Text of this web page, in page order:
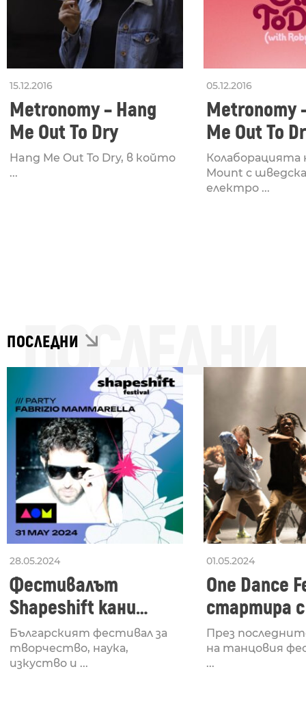
15.12.2016
Metronomy – Hang
Me Out To Dry
Hang Me Out To Dry, в който
...
05.12.2016
Metronomy
Me Out To
Waze And
Remix
Колаборацията
Mount с
електро ...
ПОСЛЕДНИ
ПОСЛЕДНИ
28.05.2024
Фестивалът
Shapeshift кани
Fabrizio Mammarella
за откриването си
Българският фестивал за
творчество, наука,
изкуство и ...
01.05.2024
One Dance
стартира
Lucid,
рейв
През
на танцовия
...